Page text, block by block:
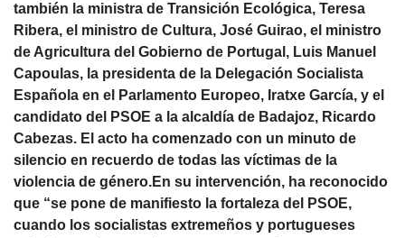
también la ministra de Transición Ecológica, Teresa
Ribera, el ministro de Cultura, José Guirao, el ministro
de Agricultura del Gobierno de Portugal, Luis Manuel
Capoulas, la presidenta de la Delegación Socialista
Española en el Parlamento Europeo, Iratxe García, y el
candidato del PSOE a la alcaldía de Badajoz, Ricardo
Cabezas. El acto ha comenzado con un minuto de
silencio en recuerdo de todas las víctimas de la
violencia de género.En su intervención, ha reconocido
que “se pone de manifiesto la fortaleza del PSOE,
cuando los socialistas extremeños y portugueses